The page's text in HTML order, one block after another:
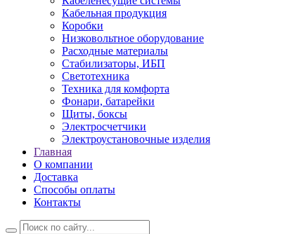
Кабельная продукция
Коробки
Низковольтное оборудование
Расходные материалы
Стабилизаторы, ИБП
Светотехника
Техника для комфорта
Фонари, батарейки
Щиты, боксы
Электросчетчики
Электроустановочные изделия
Главная
О компании
Доставка
Способы оплаты
Контакты